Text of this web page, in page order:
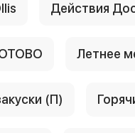
Действия
Летнее
(П)